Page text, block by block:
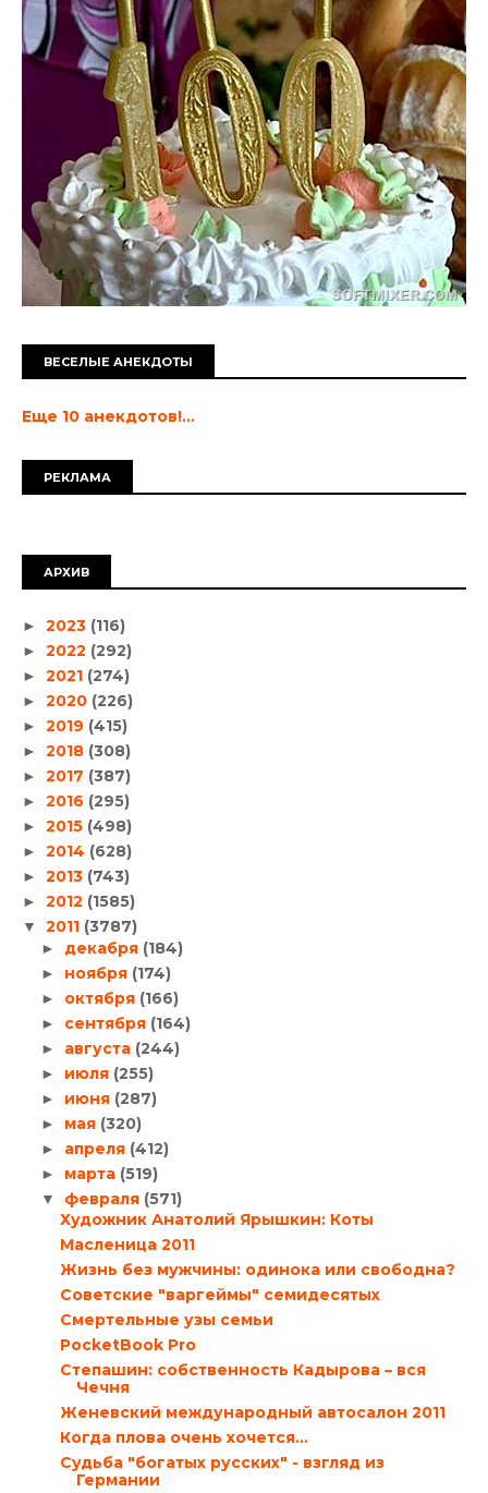
ВЕСЕЛЫЕ АНЕКДОТЫ
Еще 10 анекдотов!...
РЕКЛАМА
АРХИВ
► 2023 (116)
► 2022 (292)
► 2021 (274)
► 2020 (226)
► 2019 (415)
► 2018 (308)
► 2017 (387)
► 2016 (295)
► 2015 (498)
► 2014 (628)
► 2013 (743)
► 2012 (1585)
▼ 2011 (3787)
► декабря (184)
► ноября (174)
► октября (166)
► сентября (164)
► августа (244)
► июля (255)
► июня (287)
► мая (320)
► апреля (412)
► марта (519)
▼ февраля (571)
Художник Анатолий Ярышкин: Коты
Масленица 2011
Жизнь без мужчины: одинока или свободна?
Советские "варгеймы" семидесятых
Смертельные узы семьи
PocketBook Pro
Степашин: собственность Кадырова – вся
Чечня
Женевский международный автосалон 2011
Когда плова очень хочется…
Судьба "богатых русских" - взгляд из
Германии